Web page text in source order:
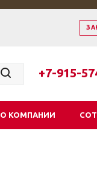
+7-915-
О КОМПАНИИ